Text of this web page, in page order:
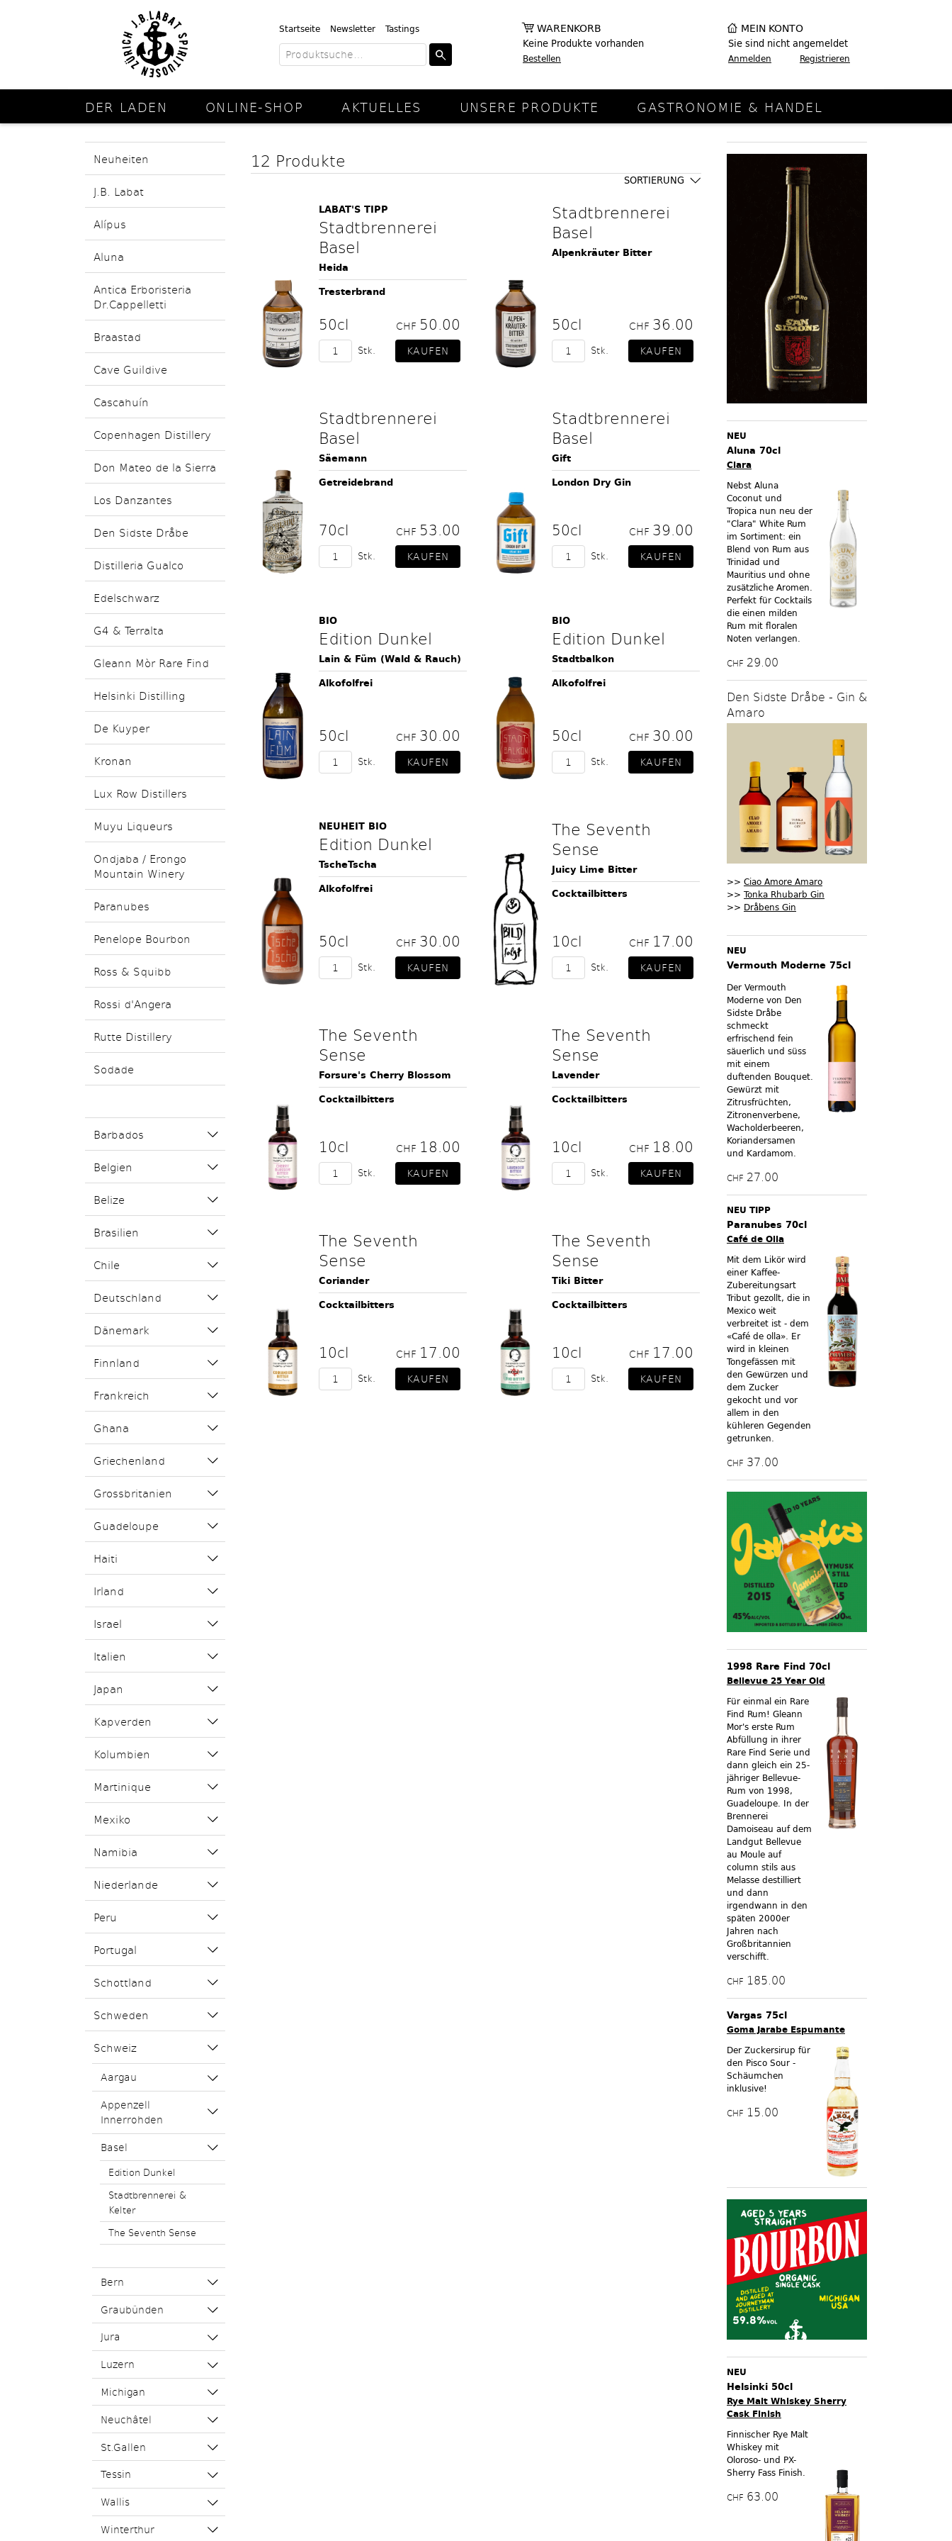
Startseite Newsletter Tastings WARENKORB
Keine Produkte vorhanden
Bestellen
MEIN KONTO
Sie sind nicht angemeldet
Anmelden Registrieren
DER LADEN ONLINE-SHOP AKTUELLES UNSERE PRODUKTE GASTRONOMIE & HANDEL
Neuheiten
J.B. Labat
Alípus
Aluna
Antica Erboristeria
Dr.Cappelletti
Braastad
Cave Guildive
Cascahuín
Copenhagen Distillery
Don Mateo de la Sierra
Los Danzantes
Den Sidste Dråbe
Distilleria Gualco
Edelschwarz
G4 & Terralta
Gleann Mòr Rare Find
Helsinki Distilling
De Kuyper
Kronan
Lux Row Distillers
Muyu Liqueurs
Ondjaba / Erongo
Mountain Winery
Paranubes
Penelope Bourbon
Ross & Squibb
Rossi d'Angera
Rutte Distillery
Sodade
Barbados
Belgien
Belize
Brasilien
Chile
Deutschland
Dänemark
Finnland
Frankreich
Ghana
Griechenland
Grossbritanien
Guadeloupe
Haiti
Irland
Israel
Italien
Japan
Kapverden
Kolumbien
Martinique
Mexiko
Namibia
Niederlande
Peru
Portugal
Schottland
Schweden
Schweiz
Aargau
Appenzell
Innerrohden
Basel
Edition Dunkel
Stadtbrennerei &
Kelter
The Seventh Sense
Bern
Graubünden
Jura
Luzern
Michigan
Neuchâtel
St.Gallen
Tessin
Wallis
Winterthur
12 Produkte
SORTIERUNG
LABAT'S TIPP
Stadtbrennerei
Basel
Heida
Tresterbrand
50cl CHF 50.00
Stk.
Stadtbrennerei
Basel
Alpenkräuter Bitter
50cl CHF 36.00
Stk.
Stadtbrennerei
Basel
Säemann
Getreidebrand
70cl CHF 53.00
Stk.
Stadtbrennerei
Basel
Gift
London Dry Gin
50cl CHF 39.00
Stk.
BIO
Edition Dunkel
Lain & Füm (Wald & Rauch)
Alkofolfrei
50cl CHF 30.00
Stk.
BIO
Edition Dunkel
Stadtbalkon
Alkofolfrei
50cl CHF 30.00
Stk.
NEUHEIT BIO
Edition Dunkel
TscheTscha
Alkofolfrei
50cl CHF 30.00
Stk.
The Seventh
Sense
Juicy Lime Bitter
Cocktailbitters
10cl CHF 17.00
Stk.
The Seventh
Sense
Forsure's Cherry Blossom
Cocktailbitters
10cl CHF 18.00
Stk.
The Seventh
Sense
Lavender
Cocktailbitters
10cl CHF 18.00
Stk.
The Seventh
Sense
Coriander
Cocktailbitters
10cl CHF 17.00
Stk.
The Seventh
Sense
Tiki Bitter
Cocktailbitters
10cl CHF 17.00
Stk.
NEU
Aluna 70cl
Clara
Nebst Aluna
Coconut und
Tropica nun neu der
"Clara" White Rum
im Sortiment: ein
Blend von Rum aus
Trinidad und
Mauritius und ohne
zusätzliche Aromen.
Perfekt für Cocktails
die einen milden
Rum mit floralen
Noten verlangen.
CHF 29.00
Den Sidste Dråbe - Gin &
Amaro
>> Ciao Amore Amaro
>> Tonka Rhubarb Gin
>> Dråbens Gin
NEU
Vermouth Moderne 75cl
Der Vermouth
Moderne von Den
Sidste Dråbe
schmeckt
erfrischend fein
säuerlich und süss
mit einem
duftenden Bouquet.
Gewürzt mit
Zitrusfrüchten,
Zitronenverbene,
Wacholderbeeren,
Koriandersamen
und Kardamom.
CHF 27.00
NEU TIPP
Paranubes 70cl
Café de Olla
Mit dem Likör wird
einer Kaffee-
Zubereitungsart
Tribut gezollt, die in
Mexico weit
verbreitet ist - dem
«Café de olla». Er
wird in kleinen
Tongefässen mit
den Gewürzen und
dem Zucker
gekocht und vor
allem in den
kühleren Gegenden
getrunken.
CHF 37.00
1998 Rare Find 70cl
Bellevue 25 Year Old
Für einmal ein Rare
Find Rum! Gleann
Mor's erste Rum
Abfüllung in ihrer
Rare Find Serie und
dann gleich ein 25-
jähriger Bellevue-
Rum von 1998,
Guadeloupe. In der
Brennerei
Damoiseau auf dem
Landgut Bellevue
au Moule auf
column stils aus
Melasse destilliert
und dann
irgendwann in den
späten 2000er
Jahren nach
Großbritannien
verschifft.
CHF 185.00
Vargas 75cl
Goma Jarabe Espumante
Der Zuckersirup für
den Pisco Sour -
Schäumchen
inklusive!
CHF 15.00
NEU
Helsinki 50cl
Rye Malt Whiskey Sherry
Cask Finish
Finnischer Rye Malt
Whiskey mit
Oloroso- und PX-
Sherry Fass Finish.
CHF 63.00